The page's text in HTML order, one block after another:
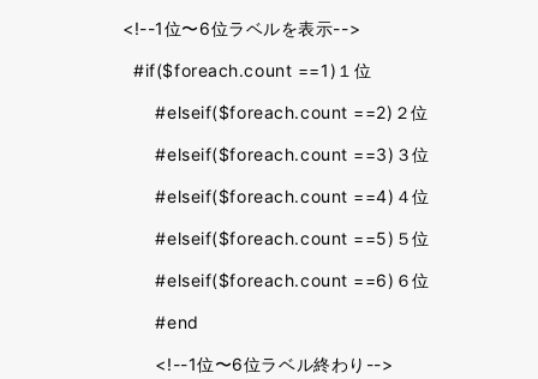
<!--1位〜6位ラベルを表示-->
#if($foreach.count ==1)１位
#elseif($foreach.count ==2)２位
#elseif($foreach.count ==3)３位
#elseif($foreach.count ==4)４位
#elseif($foreach.count ==5)５位
#elseif($foreach.count ==6)６位
#end
<!--1位〜6位ラベル終わり-->